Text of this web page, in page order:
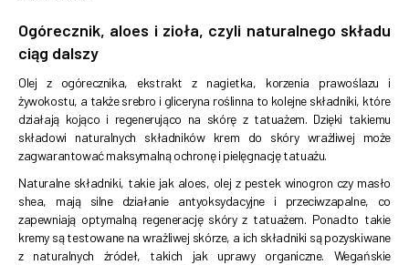
Ogórecznik, aloes i zioła, czyli naturalnego składu
ciąg dalszy
Olej z ogórecznika, ekstrakt z nagietka, korzenia prawoślazu i
żywokostu, a także srebro i gliceryna roślinna to kolejne składniki, które
działają kojąco i regenerująco na skórę z tatuażem. Dzięki takiemu
składowi naturalnych składników krem do skóry wrażliwej może
zagwarantować maksymalną ochronę i pielęgnację tatuażu.
Naturalne składniki, takie jak aloes, olej z pestek winogron czy masło
shea, mają silne działanie antyoksydacyjne i przeciwzapalne, co
zapewniają optymalną regenerację skóry z tatuażem. Ponadto takie
kremy są testowane na wrażliwej skórze, a ich składniki są pozyskiwane
z naturalnych źródeł, takich jak uprawy organiczne. Wegańskie